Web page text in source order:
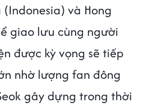
và Hong
giao lưu cùng người
được kỳ vọng sẽ tiếp
nhờ lượng fan đông
gây dựng trong thời